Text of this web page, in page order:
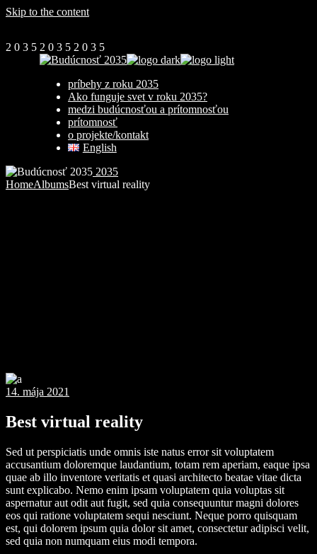
Skip to the content
2 0 3 5 2 0 3 5 2 0 3 5
príbehy z roku 2035
Ako funguje svet v roku 2035?
medzi budúcnosťou a prítomnosťou
prítomnosť
o projekte/kontakt
English
2035
HomeAlbumsBest virtual reality
14. mája 2021
Best virtual reality
Sed ut perspiciatis unde omnis iste natus error sit voluptatem
accusantium doloremque laudantium, totam rem aperiam, eaque ipsa
quae ab illo inventore veritatis et quasi architecto beatae vitae dicta
sunt explicabo. Nemo enim ipsam voluptatem quia voluptas sit
aspernatur aut odit aut fugit, sed quia consequuntur magni dolores
eos qui ratione voluptatem sequi nesciunt. Neque porro quisquam
est, qui dolorem ipsum quia dolor sit amet, consectetur adipisci velit,
sed quia non numquam eius modi tempora.